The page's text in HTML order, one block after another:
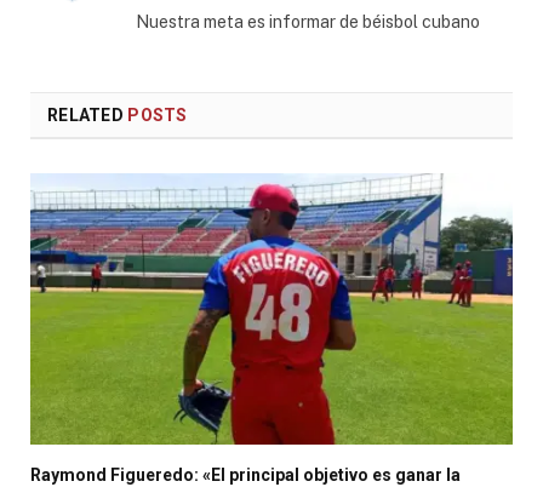
Nuestra meta es informar de béisbol cubano
RELATED POSTS
Raymond Figueredo: «El principal objetivo es ganar la